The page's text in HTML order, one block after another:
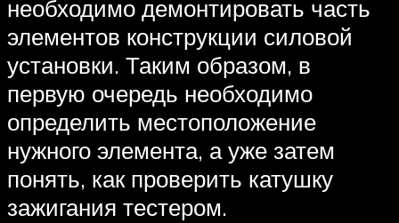
необходимо демонтировать часть
элементов конструкции силовой
установки. Таким образом, в
первую очередь необходимо
определить местоположение
нужного элемента, а уже затем
понять, как проверить катушку
зажигания тестером.